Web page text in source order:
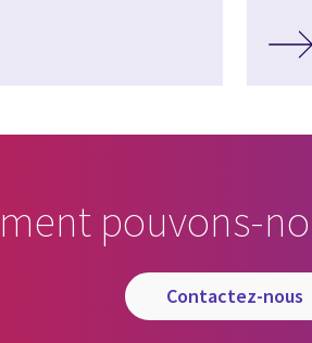
pouvons-
contactez-nous